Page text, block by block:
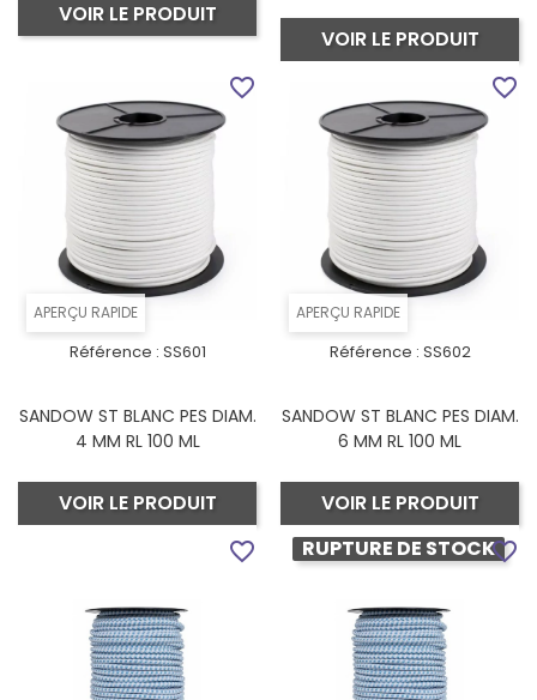
VOIR LE PRODUIT
VOIR LE PRODUIT
APERÇU RAPIDE
Référence : SS601
SANDOW ST BLANC PES DIAM.
4 MM RL 100 ML
VOIR LE PRODUIT
favorite_border
APERÇU RAPIDE
Référence : SS602
SANDOW ST BLANC PES DIAM.
6 MM RL 100 ML
VOIR LE PRODUIT
favorite_border
favorite_border RUPTURE DE STOCKfavorite_border